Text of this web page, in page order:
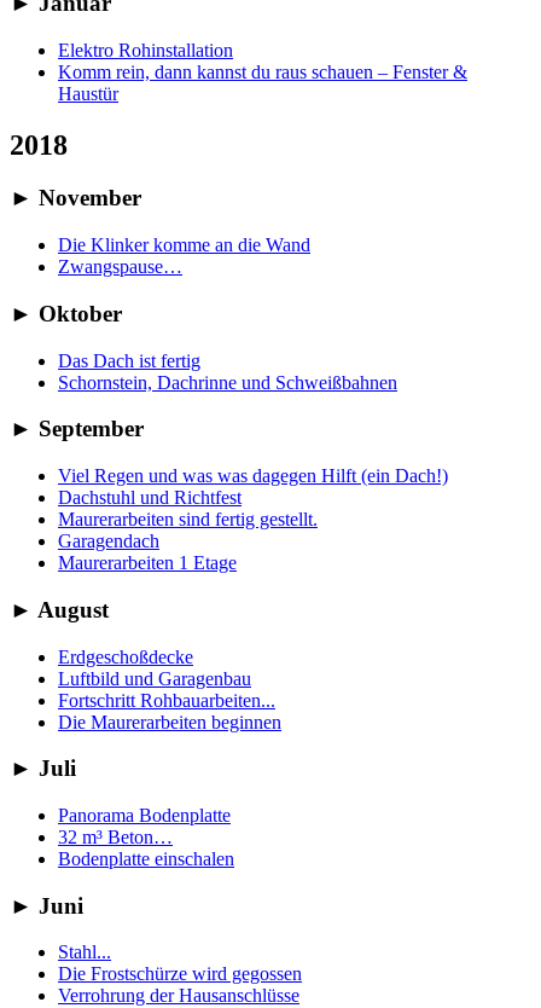
Elektro Rohinstallation
Komm rein, dann kannst du raus schauen – Fenster &
Haustür
2018
► November
Die Klinker komme an die Wand
Zwangspause…
► Oktober
Das Dach ist fertig
Schornstein, Dachrinne und Schweißbahnen
► September
Viel Regen und was was dagegen Hilft (ein Dach!)
Dachstuhl und Richtfest
Maurerarbeiten sind fertig gestellt.
Garagendach
Maurerarbeiten 1 Etage
► August
Erdgeschoßdecke
Luftbild und Garagenbau
Fortschritt Rohbauarbeiten...
Die Maurerarbeiten beginnen
► Juli
Panorama Bodenplatte
32 m³ Beton…
Bodenplatte einschalen
► Juni
Stahl...
Die Frostschürze wird gegossen
Verrohrung der Hausanschlüsse